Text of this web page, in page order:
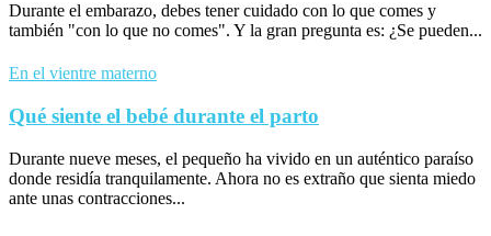
Durante el embarazo, debes tener cuidado con lo que comes y
también "con lo que no comes". Y la gran pregunta es: ¿Se pueden...
En el vientre materno
Qué siente el bebé durante el parto
Durante nueve meses, el pequeño ha vivido en un auténtico paraíso
donde residía tranquilamente. Ahora no es extraño que sienta miedo
ante unas contracciones...